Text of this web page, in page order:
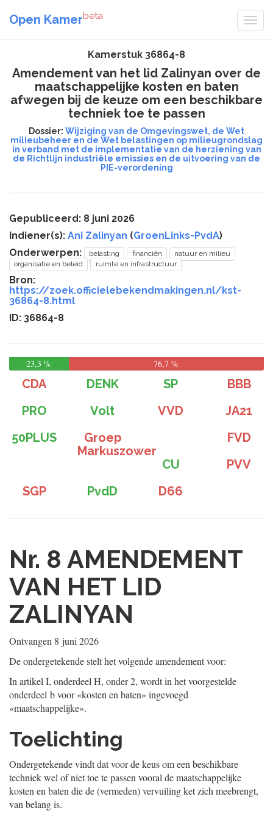
Open Kamerbeta
Kamerstuk 36864-8
Amendement van het lid Zalinyan over de
maatschappelijke kosten en baten
afwegen bij de keuze om een beschikbare
techniek toe te passen
Dossier: Wijziging van de Omgevingswet, de Wet
milieubeheer en de Wet belastingen op milieugrondslag
in verband met de implementatie van de herziening van
de Richtlijn industriële emissies en de uitvoering van de
PIE-verordening
Gepubliceerd: 8 juni 2026
Indiener(s): Ani Zalinyan (GroenLinks-PvdA)
Onderwerpen:
belasting financiën
natuur en milieu
organisatie en beleid
ruimte en infrastructuur
Bron:
https://zoek.officielebekendmakingen.nl/kst-
36864-8.html
ID: 36864-8
23,3 % 76,7 %
CDA DENK SP
BBB
PRO
Volt VVD
JA21
50PLUS
Groep
Markuszower
FVD
CU
PVV
SGP
PvdD D66
Nr. 8 AMENDEMENT
VAN HET LID
ZALINYAN
Ontvangen 8 juni 2026
De ondergetekende stelt het volgende amendement voor:
In artikel I, onderdeel H, onder 2, wordt in het voorgestelde
onderdeel b voor «kosten en baten» ingevoegd
«maatschappelijke».
Toelichting
Ondergetekende vindt dat voor de keus om een beschikbare
techniek wel of niet toe te passen vooral de maatschappelijke
kosten en baten die de (vermeden) vervuiling ket zich meebrengt,
van belang is.